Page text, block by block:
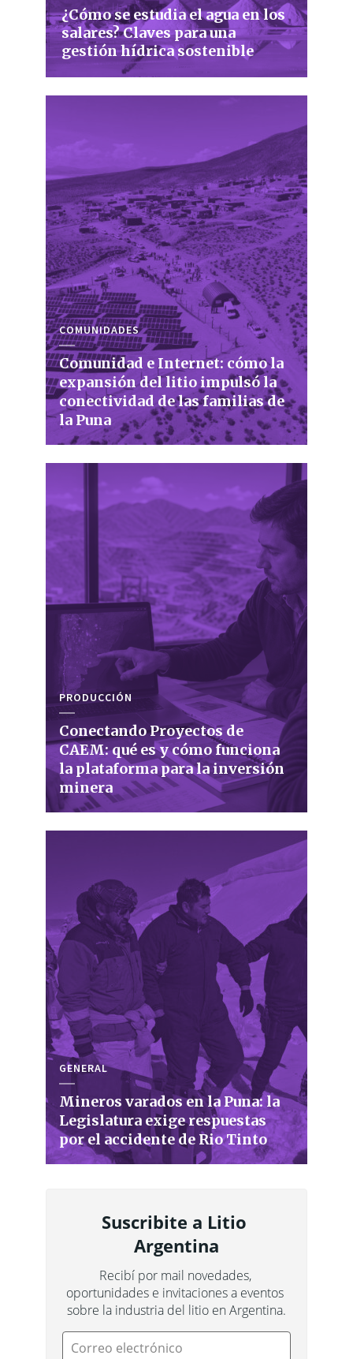
¿Cómo se estudia el agua en los
salares? Claves para una
gestión hídrica sostenible
COMUNIDADES
Comunidad e Internet: cómo la
expansión del litio impulsó la
conectividad de las familias de
la Puna
PRODUCCIÓN
Conectando Proyectos de
CAEM: qué es y cómo funciona
la plataforma para la inversión
minera
GENERAL
Mineros varados en la Puna: la
Legislatura exige respuestas
por el accidente de Rio Tinto
Suscribite a Litio
Argentina
Recibí por mail novedades,
oportunidades e invitaciones a eventos
sobre la industria del litio en Argentina.
Correo electrónico